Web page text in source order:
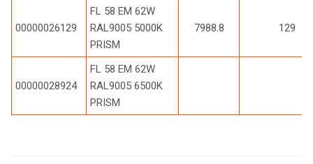
00000026129
FL 58 EM 62W
RAL9005 5000K
PRISM
7988.8 129
00000028924
FL 58 EM 62W
RAL9005 6500K
PRISM